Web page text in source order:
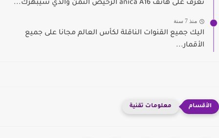
تعرف على هاتف anica A16 الرخيص الثمن والدي سيبهرك...
منذ 7 سنة
اليك جميع القنوات الناقلة لكأس العالم مجانا على جميع
الأقمار...
معلومات تقنية